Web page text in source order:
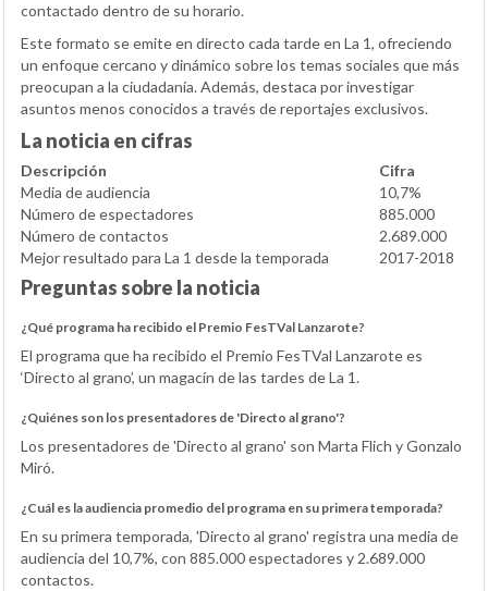
contactado dentro de su horario.
Este formato se emite en directo cada tarde en La 1, ofreciendo
un enfoque cercano y dinámico sobre los temas sociales que más
preocupan a la ciudadanía. Además, destaca por investigar
asuntos menos conocidos a través de reportajes exclusivos.
La noticia en cifras
Descripción
Cifra
Media de audiencia
10,7%
Número de espectadores
885.000
Número de contactos
2.689.000
Mejor resultado para La 1 desde la temporada
2017-2018
Preguntas sobre la noticia
¿Qué programa ha recibido el Premio FesTVal Lanzarote?
El programa que ha recibido el Premio FesTVal Lanzarote es
‘Directo al grano’, un magacín de las tardes de La 1.
¿Quiénes son los presentadores de 'Directo al grano'?
Los presentadores de 'Directo al grano' son Marta Flich y Gonzalo
Miró.
¿Cuál es la audiencia promedio del programa en su primera temporada?
En su primera temporada, 'Directo al grano' registra una media de
audiencia del 10,7%, con 885.000 espectadores y 2.689.000
contactos.